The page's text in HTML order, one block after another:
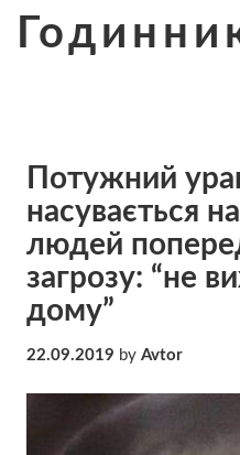
Потужний
насувається
людей
загрозу: “не
дому”
22.09.2019 by Avtor